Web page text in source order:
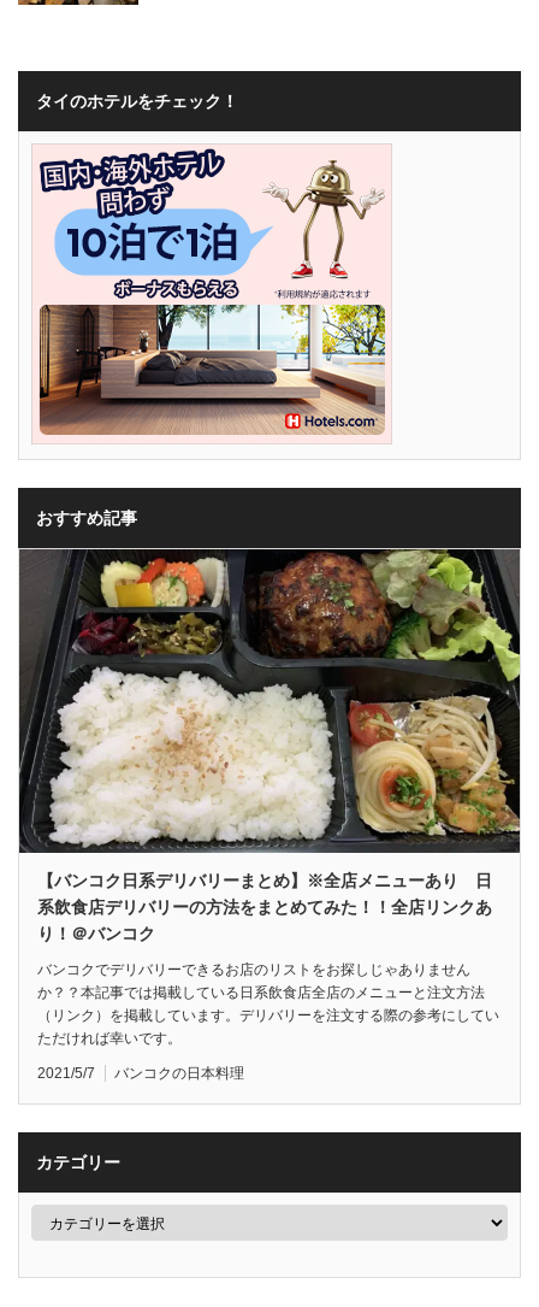
タイのホテルをチェック！
おすすめ記事
【バンコク日系デリバリーまとめ】※全店メニューあり 日
系飲食店デリバリーの方法をまとめてみた！！全店リンクあ
り！＠バンコク
バンコクでデリバリーできるお店のリストをお探しじゃありません
か？？本記事では掲載している日系飲食店全店のメニューと注文方法
（リンク）を掲載しています。デリバリーを注文する際の参考にしてい
ただければ幸いです。
2021/5/7 バンコクの日本料理
カテゴリー